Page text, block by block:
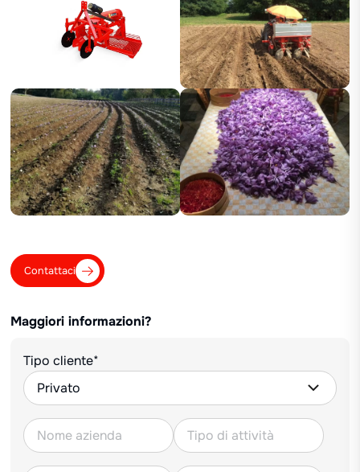
Contattaci
Maggiori informazioni?
Tipo cliente*